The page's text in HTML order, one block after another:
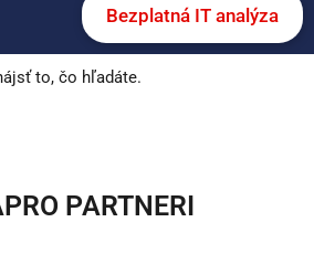
Bezplatná IT analýza
to, čo hľadáte.
PARTNERI​